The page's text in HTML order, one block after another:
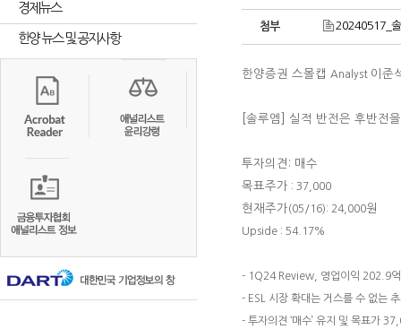
경제뉴스
한양 뉴스 및 공지사항
첨부 20240517_
한양증권 스몰캡 Analyst 이준
[솔루엠] 실적 반전은 후반전
투자의견: 매수
목표주가 : 37,000
현재주가(05/16): 24,000원
Upside : 54.17%
- 1Q24 Review, 영업이익 202.9억
- ESL 시장 확대는 거스를 수 없는
- 투자의견 ‘매수’ 유지 및 목표가